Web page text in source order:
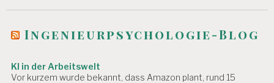
A
B
S
F
g
a
t
i
Ingenieurpsychologie-Blog
KI in der Arbeitswelt
Vor kurzem wurde bekannt, dass Amazon plant, rund 15